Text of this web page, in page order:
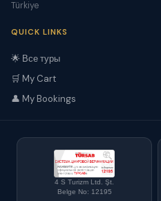
Türkiye
QUICK LINKS
🌟 Все туры
🛒 My Cart
👤 My Bookings
4 S Turizm Ltd. Şt.
Belge No: 12195